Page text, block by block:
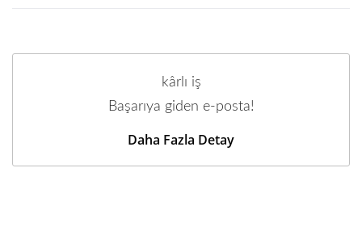
kârlı iş
Başarıya giden e-posta!
Daha Fazla Detay